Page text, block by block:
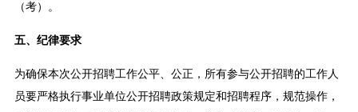
（考）。
五、纪律要求
为确保本次公开招聘工作公平、公正，所有参与公开招聘的工作人
员要严格执行事业单位公开招聘政策规定和招聘程序，规范操作，